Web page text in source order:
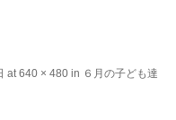
at 640 × 480 in ６月の子ども達